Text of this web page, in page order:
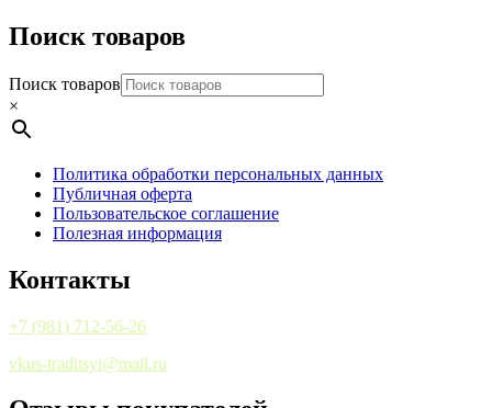
Поиск товаров
Поиск товаров
×
Политика обработки персональных данных
Публичная оферта
Пользовательское соглашение
Полезная информация
Контакты
+7 (981) 712-56-26
vkus-traditsyi@mail.ru